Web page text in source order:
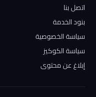
اتصل بنا
بنود الخدمة
سياسة الخصوصية
سياسة الكوكيز
إبلاغ عن محتوى